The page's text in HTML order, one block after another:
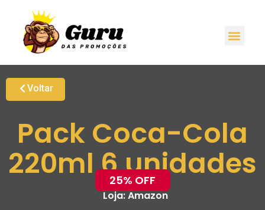
Voltar
Pack Coca-Cola
220ml 6 unidades
25% OFF
Loja:Amazon